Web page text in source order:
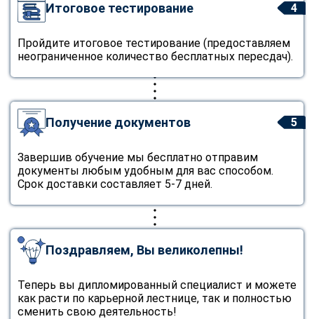
4
Итоговое тестирование
Пройдите итоговое тестирование (предоставляем
неограниченное количество бесплатных пересдач).
5
Получение документов
Завершив обучение мы бесплатно отправим
документы любым удобным для вас способом.
Срок доставки составляет 5-7 дней.
Поздравляем, Вы великолепны!
Теперь вы дипломированный специалист и можете
как расти по карьерной лестнице, так и полностью
сменить свою деятельность!